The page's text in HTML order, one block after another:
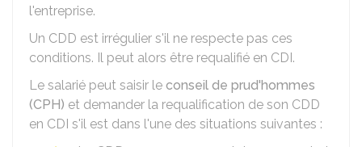
l'entreprise.
Un CDD est irrégulier s'il ne respecte pas ces
conditions. Il peut alors être requalifié en CDI.
Le salarié peut saisir le conseil de prud'hommes
(CPH) et demander la requalification de son CDD
en CDI s'il est dans l'une des situations suivantes :